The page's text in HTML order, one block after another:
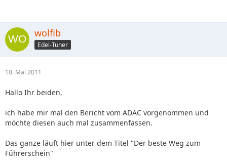
wolfib
Edel-Tuner
10. Mai 2011
Hallo Ihr beiden,
ich habe mir mal den Bericht vom ADAC vorgenommen und
möchte diesen auch mal zusammenfassen.
Das ganze läuft hier unter dem Titel "Der beste Weg zum
Führerschein"